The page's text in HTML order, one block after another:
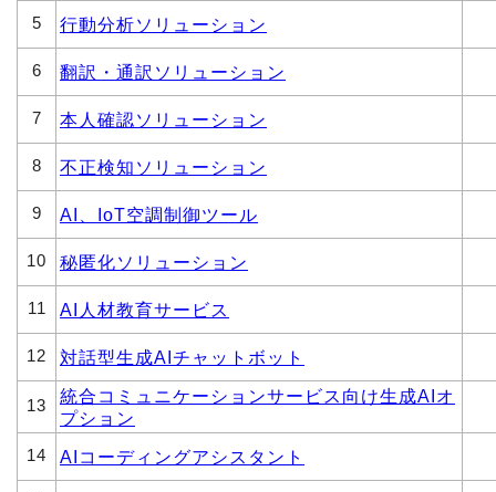
5 行動分析ソリューション
6 翻訳・通訳ソリューション
7 本人確認ソリューション
8 不正検知ソリューション
9 AI、IoT空調制御ツール
10 秘匿化ソリューション
11 AI人材教育サービス
12 対話型生成AIチャットボット
13
統合コミュニケーションサービス向け生成AIオ
プション
14 AIコーディングアシスタント